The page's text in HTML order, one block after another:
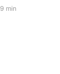
9 min